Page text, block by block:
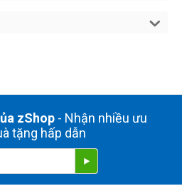
zShop- Nhận nhiều ưu
tặng hấp dẫn